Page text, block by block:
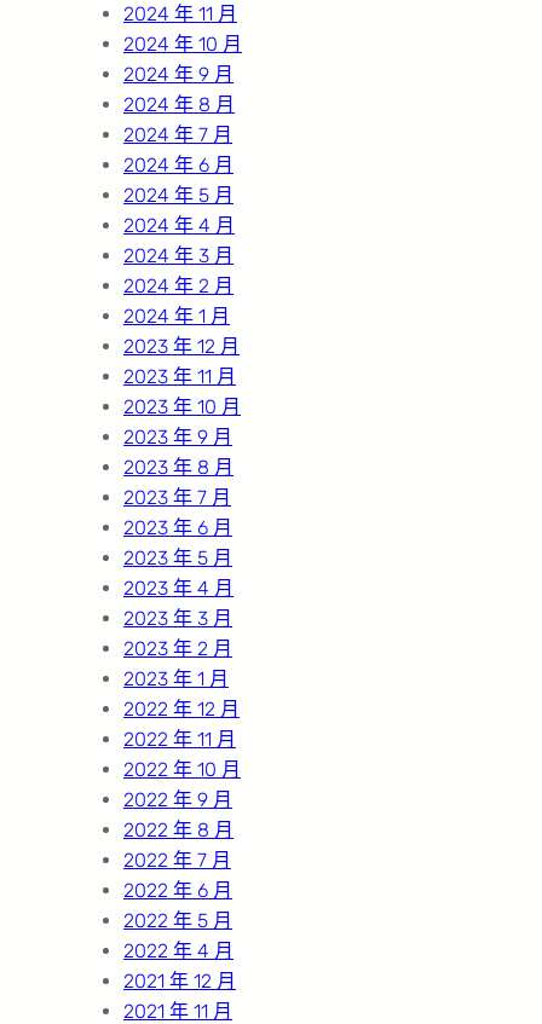
2024 年 11 月
2024 年 10 月
2024 年 9 月
2024 年 8 月
2024 年 7 月
2024 年 6 月
2024 年 5 月
2024 年 4 月
2024 年 3 月
2024 年 2 月
2024 年 1 月
2023 年 12 月
2023 年 11 月
2023 年 10 月
2023 年 9 月
2023 年 8 月
2023 年 7 月
2023 年 6 月
2023 年 5 月
2023 年 4 月
2023 年 3 月
2023 年 2 月
2023 年 1 月
2022 年 12 月
2022 年 11 月
2022 年 10 月
2022 年 9 月
2022 年 8 月
2022 年 7 月
2022 年 6 月
2022 年 5 月
2022 年 4 月
2021 年 12 月
2021 年 11 月